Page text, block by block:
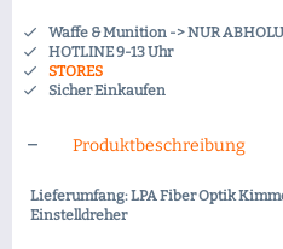
Waffe & Munition -> NUR
HOTLINE 9-13 Uhr
STORES
Sicher Einkaufen
Produktbeschreibung
Lieferumfang: LPA Fiber Optik
Einstelldreher